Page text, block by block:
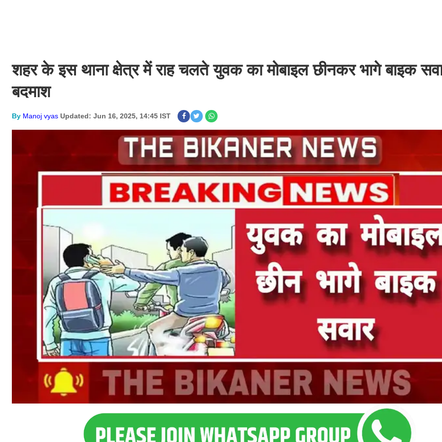
शहर के इस थाना क्षेत्र में राह चलते युवक का मोबाइल छीनकर भागे बाइक
बदमाश
By Manoj vyas Updated: Jun 16, 2025, 14:45 IST